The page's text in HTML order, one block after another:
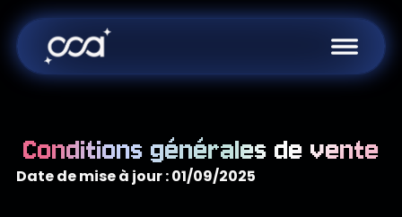
Conditions générales de vente
Date de mise à jour : 01/09/2025